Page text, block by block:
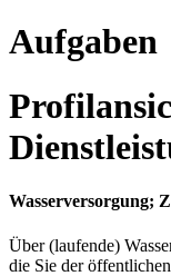
Aufgaben
Wasserversorgung;
Über (laufende)
die Sie der